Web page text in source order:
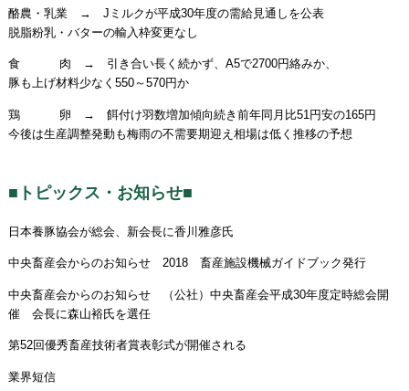
酪農・乳業 → Jミルクが平成30年度の需給見通しを公表
脱脂粉乳・バターの輸入枠変更なし
食 肉 → 引き合い長く続かず、A5で2700円絡みか、
豚も上げ材料少なく550～570円か
鶏 卵 → 餌付け羽数増加傾向続き前年同月比51円安の165円
今後は生産調整発動も梅雨の不需要期迎え相場は低く推移の予想
■トピックス・お知らせ■
日本養豚協会が総会、新会長に香川雅彦氏
中央畜産会からのお知らせ 2018 畜産施設機械ガイドブック発行
中央畜産会からのお知らせ （公社）中央畜産会平成30年度定時総会開
催 会長に森山裕氏を選任
第52回優秀畜産技術者賞表彰式が開催される
業界短信